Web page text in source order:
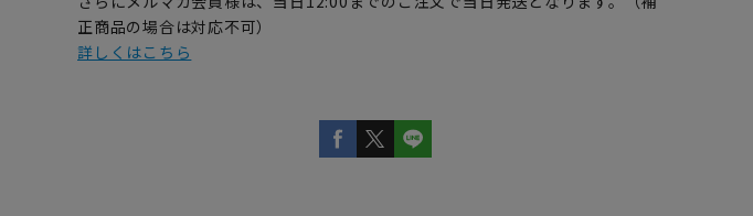
正商品の場合は対応不可）
詳しくはこちら